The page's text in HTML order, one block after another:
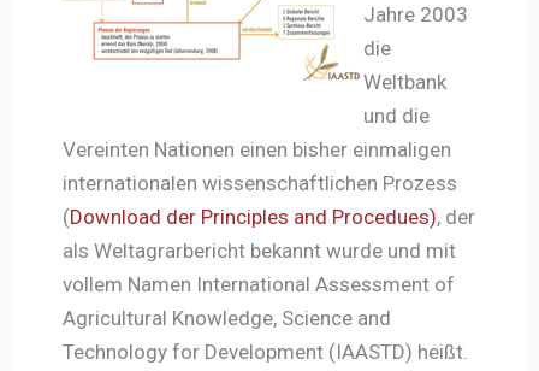
Jahre 2003
die
Weltbank
und die
Vereinten Nationen einen bisher einmaligen
internationalen wissenschaftlichen Prozess
(Download der Principles and Procedues), der
als Weltagrarbericht bekannt wurde und mit
vollem Namen International Assessment of
Agricultural Knowledge, Science and
Technology for Development (IAASTD) heißt.